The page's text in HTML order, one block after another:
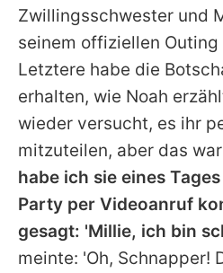
Zwillingsschwester und
seinem offiziellen
Letztere habe die
erhalten, wie Noah
wieder versucht, es ihr
mitzuteilen, aber das
habe ich sie eines
Party per Videoanruf
gesagt: 'Millie, ich bin
meinte: 'Oh, Schnapper!